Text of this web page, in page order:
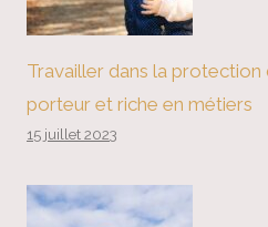
Travailler dans la protection
porteur et riche en métiers
15 juillet 2023